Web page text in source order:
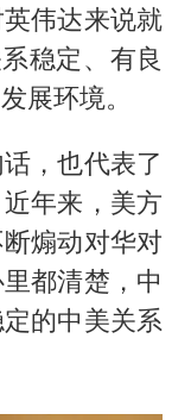
伟达来说就
稳定、有良
展环境。
，也代表了
年来，美方
煽动对华对
都清楚，中
的中美关系